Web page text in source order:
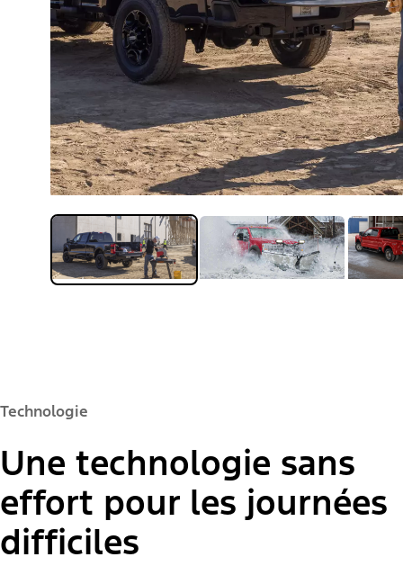
Technologie
Une technologie sans
effort pour les journées
difficiles